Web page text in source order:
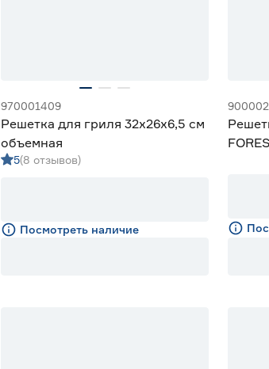
970001409
Решетка для гриля 32x26x6,5 см
объемная
5(8 отзывов)
Посмотреть наличие